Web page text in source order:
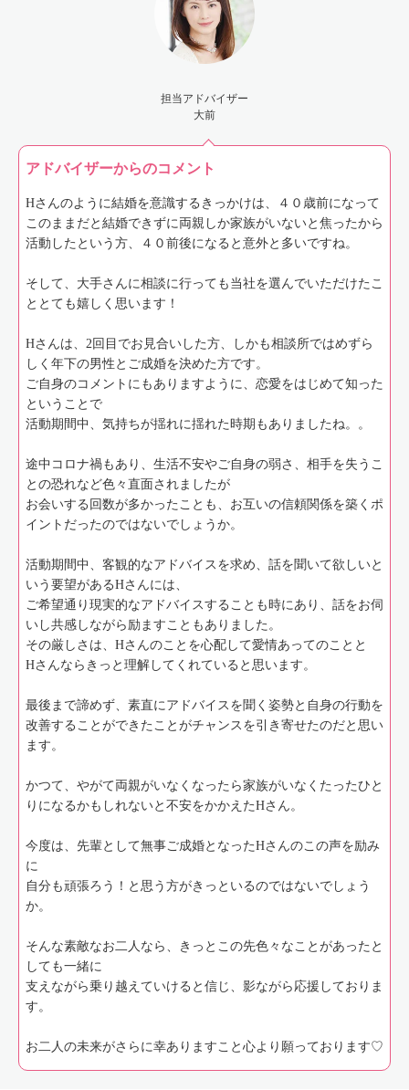
担当アドバイザー
大前
アドバイザーからのコメント
Hさんのように結婚を意識するきっかけは、４０歳前になって
このままだと結婚できずに両親しか家族がいないと焦ったから
活動したという方、４０前後になると意外と多いですね。
そして、大手さんに相談に行っても当社を選んでいただけたこ
ととても嬉しく思います！
Hさんは、2回目でお見合いした方、しかも相談所ではめずら
しく年下の男性とご成婚を決めた方です。
ご自身のコメントにもありますように、恋愛をはじめて知った
ということで
活動期間中、気持ちが揺れに揺れた時期もありましたね。。
途中コロナ禍もあり、生活不安やご自身の弱さ、相手を失うこ
との恐れなど色々直面されましたが
お会いする回数が多かったことも、お互いの信頼関係を築くポ
イントだったのではないでしょうか。
活動期間中、客観的なアドバイスを求め、話を聞いて欲しいと
いう要望があるHさんには、
ご希望通り現実的なアドバイスすることも時にあり、話をお伺
いし共感しながら励ますこともありました。
その厳しさは、Hさんのことを心配して愛情あってのことと
Hさんならきっと理解してくれていると思います。
最後まで諦めず、素直にアドバイスを聞く姿勢と自身の行動を
改善することができたことがチャンスを引き寄せたのだと思い
ます。
かつて、やがて両親がいなくなったら家族がいなくたったひと
りになるかもしれないと不安をかかえたHさん。
今度は、先輩として無事ご成婚となったHさんのこの声を励み
に
自分も頑張ろう！と思う方がきっといるのではないでしょう
か。
そんな素敵なお二人なら、きっとこの先色々なことがあったと
しても一緒に
支えながら乗り越えていけると信じ、影ながら応援しておりま
す。
お二人の未来がさらに幸ありますこと心より願っております♡